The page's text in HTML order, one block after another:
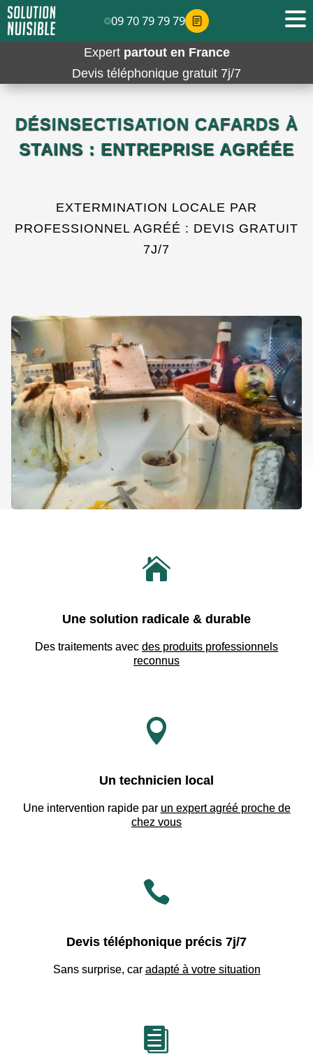
Expert partout en France
Devis téléphonique gratuit 7j/7
DÉSINSECTISATION CAFARDS À
STAINS : ENTREPRISE AGRÉÉE
EXTERMINATION LOCALE PAR
PROFESSIONNEL AGRÉÉ : DEVIS GRATUIT
7J/7

Une solution radicale & durable
Des traitements avec des produits professionnels
reconnus

Un technicien local
Une intervention rapide par un expert agréé proche de
chez vous

Devis téléphonique précis 7j/7
Sans surprise, car adapté à votre situation

09 70 79 79 79